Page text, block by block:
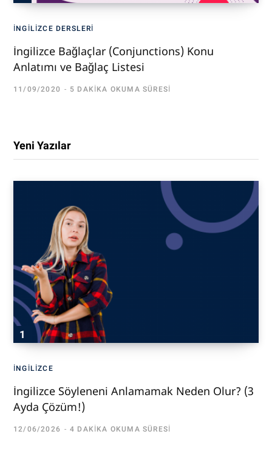
İNGILIZCE DERSLERI
İngilizce Bağlaçlar (Conjunctions) Konu
Anlatımı ve Bağlaç Listesi
11/09/2020 5 DAKIKA OKUMA SÜRESI
Yeni Yazılar
İNGILIZCE
İngilizce Söyleneni Anlamamak Neden Olur? (3
Ayda Çözüm!)
12/06/2026 4 DAKIKA OKUMA SÜRESI